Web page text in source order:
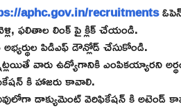
aphc.gov.in/recruitments
ఫలితాల లింక్ పై క్లిక్ చేయండి.
పిడిఎఫ్ డౌన్లోడ్ చేసుకోండి.
వారు ఉద్యోగానికి ఎంపికయ్యారని
కి హాజరు కావాలి.
డాక్యుమెంట్ వెరిఫికేషన్ కి అటెండ్